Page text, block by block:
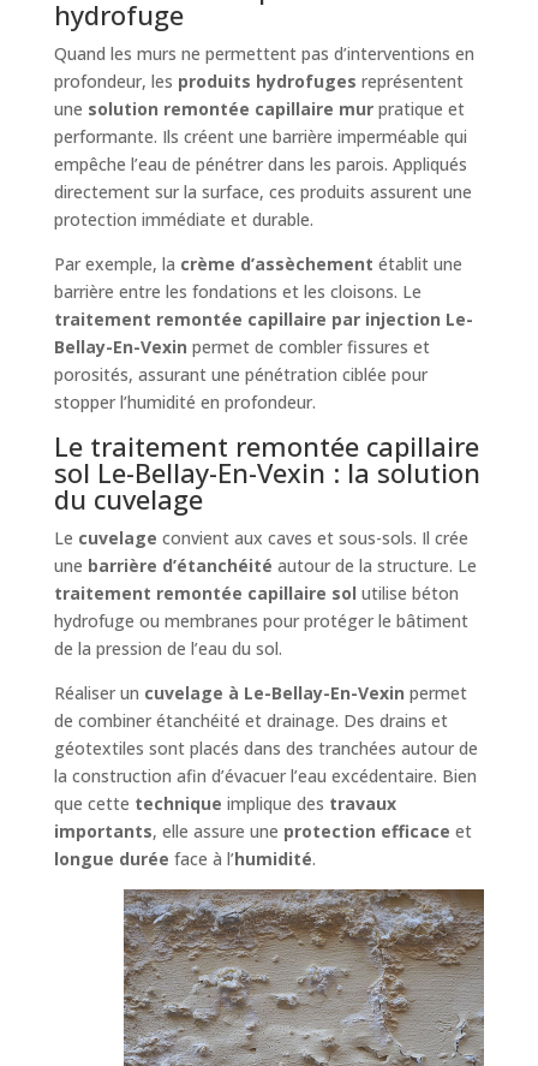
hydrofuge
Quand les murs ne permettent pas d’interventions en
profondeur, les produits hydrofuges représentent
une solution remontée capillaire murpratique et
performante. Ils créent une barrière imperméable qui
empêche l’eau de pénétrer dans les parois. Appliqués
directement sur la surface, ces produits assurent une
protection immédiate et durable.
Par exemple, la crème d’assèchement établit une
barrière entre les fondations et les cloisons. Le
traitement remontée capillaire par injection Le-
Bellay-En-Vexin permet de combler fissures et
porosités, assurant une pénétration ciblée pour
stopper l’humidité en profondeur.
Le traitement remontée capillaire
sol Le-Bellay-En-Vexin : la solution
du cuvelage
Le cuvelage convient aux caves et sous-sols. Il crée
une barrière d’étanchéité autour de la structure. Le
traitement remontée capillaire sol utilise béton
hydrofuge ou membranes pour protéger le bâtiment
de la pression de l’eau du sol.
Réaliser un cuvelage à Le-Bellay-En-Vexin permet
de combiner étanchéité et drainage. Des drains et
géotextiles sont placés dans des tranchées autour de
la construction afin d’évacuer l’eau excédentaire. Bien
que cette technique implique des travaux
importants, elle assure une protection efficace et
longue durée face à l’humidité.